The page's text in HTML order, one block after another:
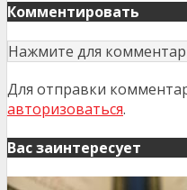
Комментировать
Нажмите для
Для отправки
авторизоваться.
Вас заинтересует